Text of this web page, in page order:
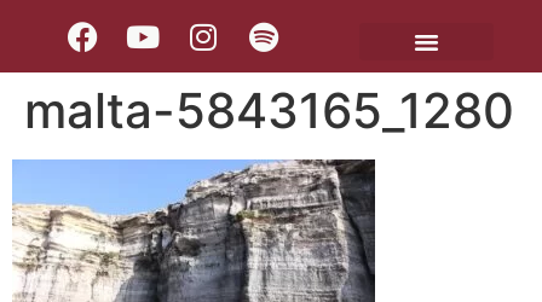
malta-5843165_1280